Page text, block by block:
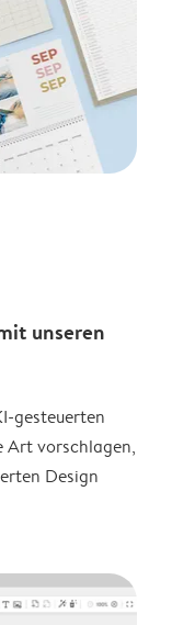
unseren
gesteuerten
Art vorschlagen,
Design